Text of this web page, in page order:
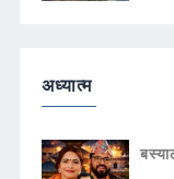
अध्यात्म